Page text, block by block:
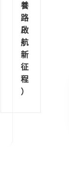
養
路
啟
航
新
征
程
）